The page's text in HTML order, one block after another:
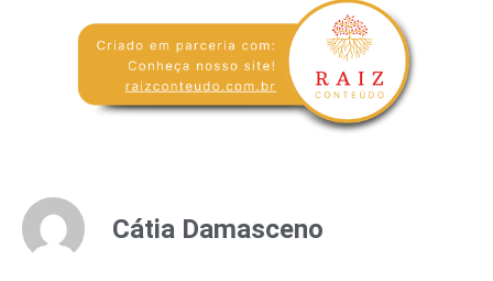
Cátia Damasceno